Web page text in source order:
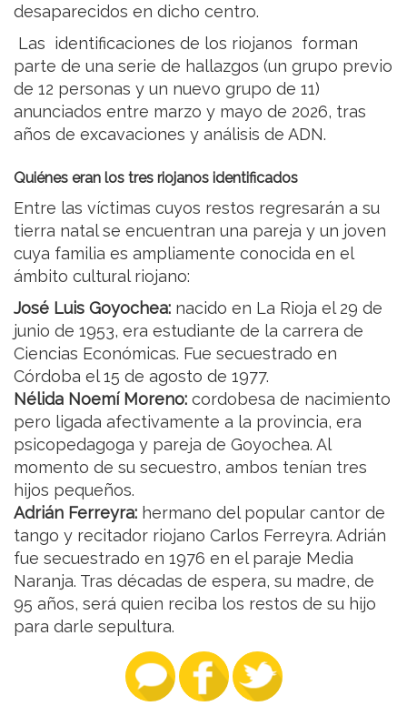
desaparecidos en dicho centro.
Las identificaciones de los riojanos forman
parte de una serie de hallazgos (un grupo previo
de 12 personas y un nuevo grupo de 11)
anunciados entre marzo y mayo de 2026, tras
años de excavaciones y análisis de ADN.
Quiénes eran los tres riojanos identificados
Entre las víctimas cuyos restos regresarán a su
tierra natal se encuentran una pareja y un joven
cuya familia es ampliamente conocida en el
ámbito cultural riojano:
José Luis Goyochea: nacido en La Rioja el 29 de
junio de 1953, era estudiante de la carrera de
Ciencias Económicas. Fue secuestrado en
Córdoba el 15 de agosto de 1977.
Nélida Noemí Moreno: cordobesa de nacimiento
pero ligada afectivamente a la provincia, era
psicopedagoga y pareja de Goyochea. Al
momento de su secuestro, ambos tenían tres
hijos pequeños.
Adrián Ferreyra: hermano del popular cantor de
tango y recitador riojano Carlos Ferreyra. Adrián
fue secuestrado en 1976 en el paraje Media
Naranja. Tras décadas de espera, su madre, de
95 años, será quien reciba los restos de su hijo
para darle sepultura.